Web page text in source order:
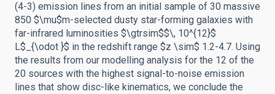
(4-3) emission lines from an initial sample of 30 massive
850 $\mu$m-selected dusty star-forming galaxies with
far-infrared luminosities $\gtrsim$$\, 10^{12}$
L$_{\odot }$ in the redshift range $z \sim$ 1.2-4.7. Using
the results from our modelling analysis for the 12 of the
20 sources with the highest signal-to-noise emission
lines that show disc-like kinematics, we conclude the